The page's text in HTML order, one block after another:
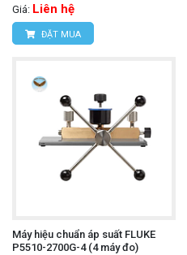
Giá: Liên hệ
ĐẶT MUA
Máy hiệu chuẩn áp suất FLUKE
P5510-2700G-4 (4 máy đo)